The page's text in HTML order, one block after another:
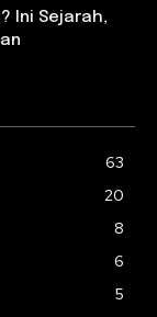
Ini Sejarah,
63
20
8
6
5